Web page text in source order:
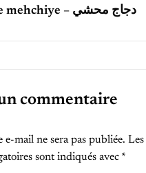
Djeje mehchiye – دجاج محشي
commentaire
e-mail ne sera pas publiée. Les
sont indiqués avec *